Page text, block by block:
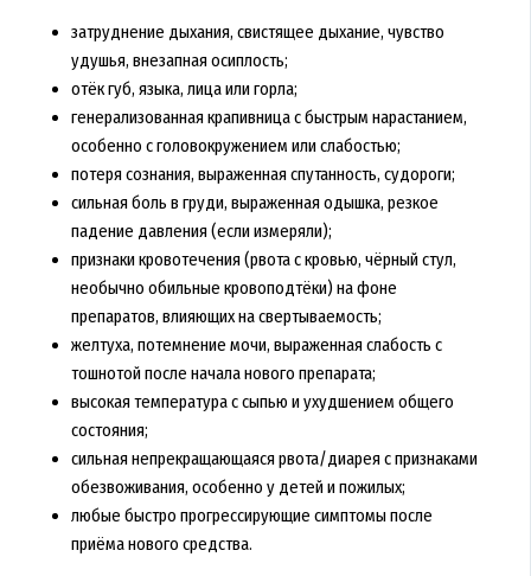
затруднение дыхания, свистящее дыхание, чувство
удушья, внезапная осиплость;
отёк губ, языка, лица или горла;
генерализованная крапивница с быстрым нарастанием,
особенно с головокружением или слабостью;
потеря сознания, выраженная спутанность, судороги;
сильная боль в груди, выраженная одышка, резкое
падение давления (если измеряли);
признаки кровотечения (рвота с кровью, чёрный стул,
необычно обильные кровоподтёки) на фоне
препаратов, влияющих на свертываемость;
желтуха, потемнение мочи, выраженная слабость с
тошнотой после начала нового препарата;
высокая температура с сыпью и ухудшением общего
состояния;
сильная непрекращающаяся рвота/диарея с признаками
обезвоживания, особенно у детей и пожилых;
любые быстро прогрессирующие симптомы после
приёма нового средства.